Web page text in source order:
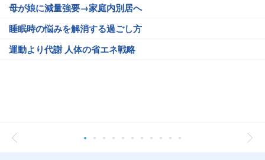
母が娘に減量強要→家庭内別居へ
睡眠時の悩みを解消する過ごし方
運動より代謝 人体の省エネ戦略